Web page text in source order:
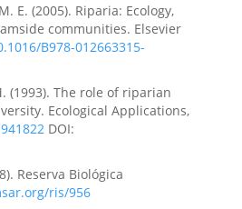
E. (2005). Riparia: Ecology,
communities. Elsevier
B978-012663315-
(1993). The role of riparian
Ecological Applications,
DOI:
Reserva Biológica
ris/956